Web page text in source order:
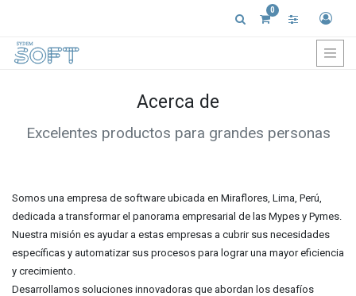
0
Acerca de
Excelentes productos para grandes personas
Somos una empresa de software ubicada en Miraflores, Lima, Perú,
dedicada a transformar el panorama empresarial de las Mypes y Pymes.
Nuestra misión es ayudar a estas empresas a cubrir sus necesidades
específicas y automatizar sus procesos para lograr una mayor eficiencia
y crecimiento.
Desarrollamos soluciones innovadoras que abordan los desafíos